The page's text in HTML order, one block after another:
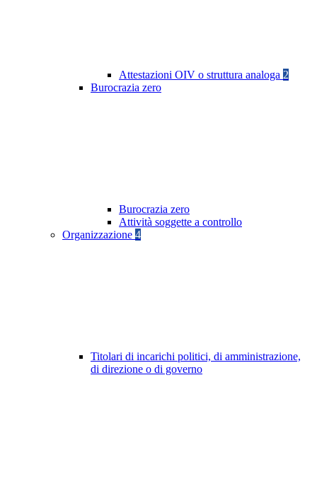
Attestazioni OIV o struttura analoga 2
Burocrazia zero
Burocrazia zero
Attività soggette a controllo
Organizzazione 4
Titolari di incarichi politici, di amministrazione,
di direzione o di governo